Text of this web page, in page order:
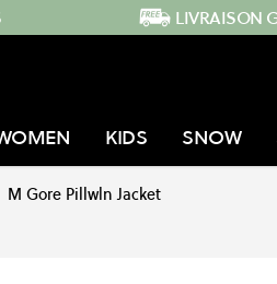
LIVRAISON
KIDS SNOW
M Gore Pillwln Jacket